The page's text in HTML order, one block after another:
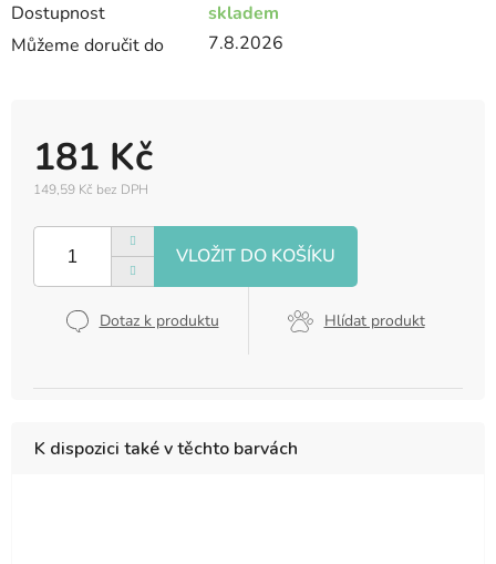
Dostupnost
skladem
Můžeme doručit do
7.8.2026
181 Kč
149,59 Kč bez DPH
cena:
Dotaz k produktu Hlídat produkt
K dispozici také v těchto barvách